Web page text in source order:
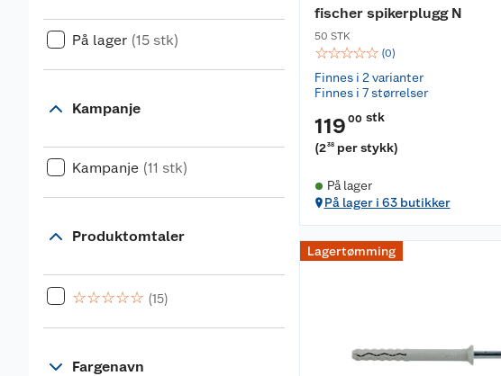
På lager (15 stk)
Kampanje
Kampanje (11 stk)
Produktomtaler
☆☆☆☆☆ (15)
Fargenavn
fischer spikerplugg N
50 STK
☆☆☆☆☆ (0)
Finnes i 2 varianter
Finnes i 7 størrelser
119 00 stk
(238 per stykk)
På lager
På lager i 63 butikker
Lagertømming